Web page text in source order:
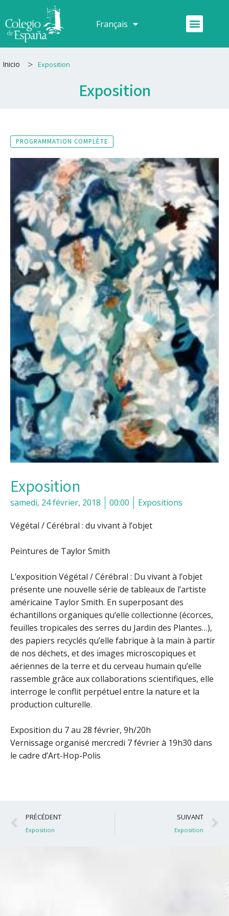
au
contenu
Français
Español Menu
Inicio > Exposition
Exposition
PROGRAMMATION COMPLÈTE
Exposition
samedi, 24 février, 2018 00:00 Expositions
Végétal / Cérébral : du vivant à l’objet
Peintures de Taylor Smith
L’exposition Végétal / Cérébral : Du vivant à l’objet
présente une nouvelle série de tableaux de l’artiste
américaine Taylor Smith. En superposant des
échantillons organiques qu’elle collectionne (écorces,
feuilles tropicales des serres du Jardin des Plantes…),
des papiers recyclés qu’elle fabrique à la main à partir
de nos déchets, et des images microscopiques et
aériennes de la terre et du cerveau humain qu’elle
rassemble grâce aux collaborations scientifiques, elle
interroge le conflit perpétuel entre la nature et la
production culturelle.
Exposition du 7 au 28 février, 9h/20h
Vernissage organisé mercredi 7 février à 19h30 dans
le cadre d’Art-Hop-Polis
Précédent
PRÉCÉDENT
Exposition
SUIVANT
Exposition